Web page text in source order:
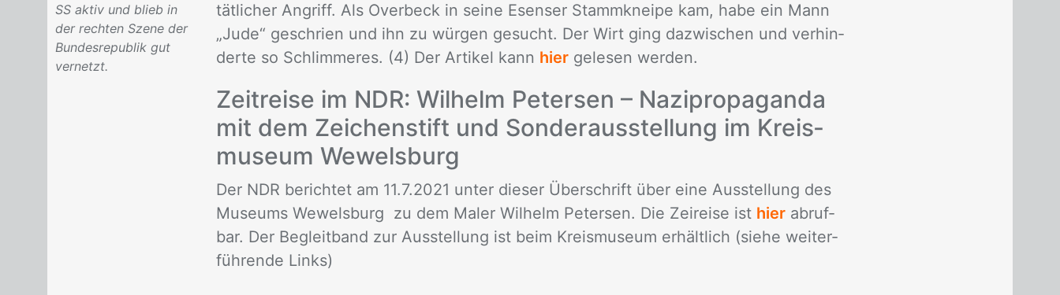
SS aktiv und blieb in
der rechten Szene der
Bundesrepublik gut
vernetzt.
tät­li­cher An­griff. Als Over­beck in sei­ne Esen­ser Stamm­knei­pe kam, habe ein Mann
„Jude“ ge­schrien und ihn zu wür­gen ge­sucht. Der Wirt ging da­zwi­schen und ver­hin­
der­te so Schlim­me­res. (4) Der Ar­ti­kel kann hier ge­le­sen wer­den.
Zeit­rei­se im NDR: Wil­helm Pe­ter­sen – Na­zi­pro­pa­gan­da
mit dem Zei­chen­stift und Son­der­aus­stel­lung im Kreis­
mu­se­um We­wels­burg
Der NDR be­rich­tet am 11.7.2021 un­ter die­ser Über­schrift über eine Aus­stel­lung des
Mu­se­ums We­wels­burg zu dem Ma­ler Wil­helm Pe­ter­sen. Die Zei­rei­se ist hier ab­ruf­
bar. Der Be­gleit­band zur Aus­stel­lung ist beim Kreis­mu­se­um er­hält­lich (sie­he wei­ter­
füh­ren­de Links)